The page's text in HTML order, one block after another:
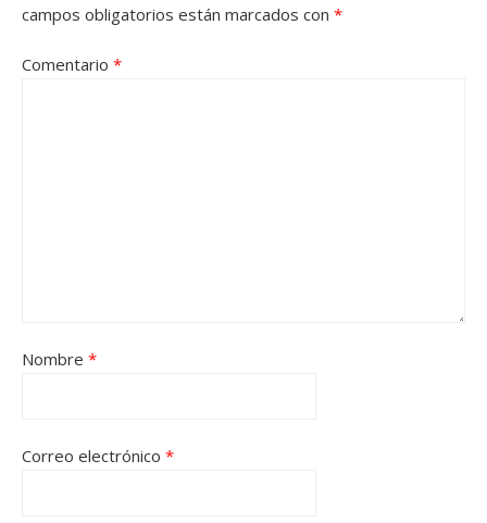
campos obligatorios están marcados con *
Comentario *
Nombre *
Correo electrónico *